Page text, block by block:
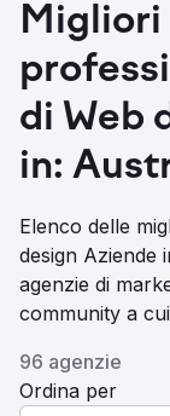
Migliori
di Web
in:
Elenco delle
design Aziende
agenzie di
community a
96 agenzie
Ordina per